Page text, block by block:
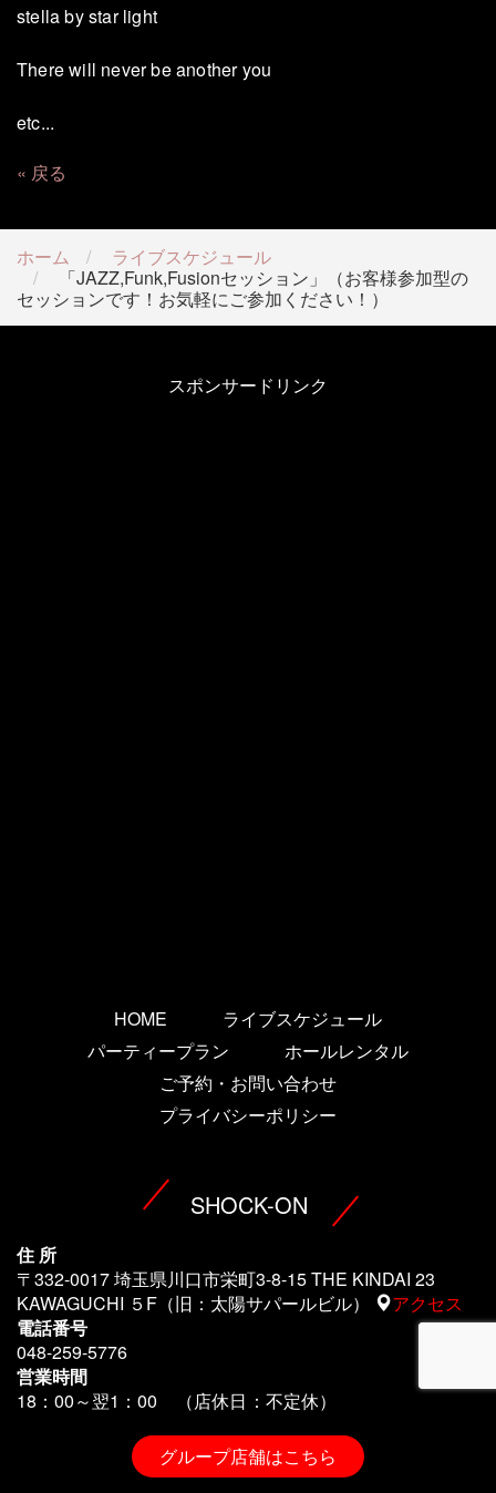
stella by star light
There will never be another you
etc...
戻る
ホーム
ライブスケジュール
「JAZZ,Funk,Fusionセッション」（お客様参加型の
セッションです！お気軽にご参加ください！）
スポンサードリンク
HOME
ライブスケジュール
パーティープラン
ホールレンタル
ご予約・お問い合わせ
プライバシーポリシー
SHOCK-ON
住 所
〒332-0017 埼玉県川口市栄町3-8-15 THE KINDAI 23
KAWAGUCHI ５F（旧：太陽サパールビル）
アクセス
電話番号
048-259-5776
営業時間
18：00～翌1 ：00 （店休日：不定休）
グループ店舗はこちら